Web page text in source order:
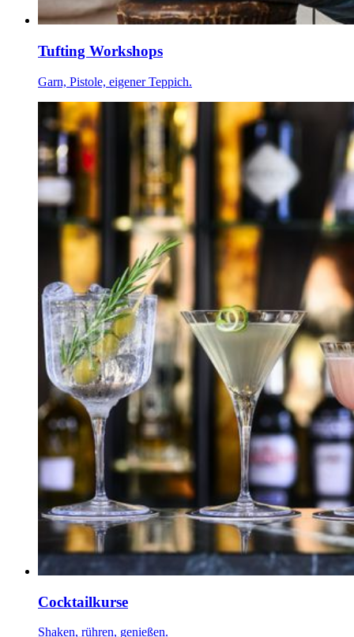
Tufting Workshops
Garn, Pistole, eigener Teppich.
Cocktailkurse
Shaken, rühren, genießen.